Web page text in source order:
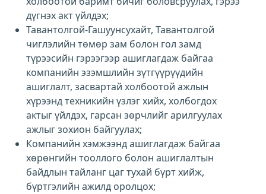
дүгнэх акт үйлдэх;
Тавантолгой-Гашуунсухайт, Тавантолгой
чиглэлийн төмөр зам болон гол замд
түрээсийн гэрээгээр ашиглагдаж байгаа
компанийн эзэмшлийн зүтгүүрүүдийн
ашиглалт, засвартай холбоотой ажлын
хүрээнд техникийн үзлэг хийх, холбогдох
актыг үйлдэх, гарсан зөрчлийг арилгуулах
ажлыг зохион байгуулах;
Компанийн хэмжээнд ашиглагдаж байгаа
хөрөнгийн тооллого болон ашиглалтын
байдлын тайланг цаг тухай бүрт хийж,
бүртгэлийн ажилд оролцох;